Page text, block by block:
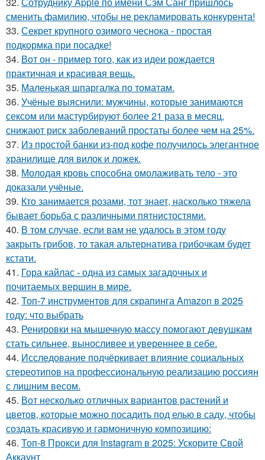
сменить фамилию, чтобы не рекламировать конкурента!
33. Секрет крупного озимого чеснока - простая
подкормка при посадке!
34. Вот он - пример того, как из идеи рождается
практичная и красивая вещь.
35. Маленькая шпаргалка по томатам.
36. Учёные выяснили: мужчины, которые занимаются
сексом или мастурбируют более 21 раза в месяц,
снижают риск заболеваний простаты более чем на 25%.
37. Из простой банки из-под кофе получилось элегантное
хранилище для вилок и ложек.
38. Молодая кровь способна омолаживать тело - это
доказали учёные.
39. Кто занимается розами, тот знает, насколько тяжела
бывает борьба с различными пятнистостями.
40. В том случае, если вам не удалось в этом году
закрыть грибов, то такая альтернатива грибочкам будет
кстати.
41. Гора кайлас - одна из самых загадочных и
почитаемых вершин в мире.
42. Топ-7 инструментов для скрапинга Amazon в 2025
году: что выбрать
43. Ренировки на мышечную массу помогают девушкам
стать сильнее, выносливее и увереннее в себе.
44. Исследование подчёркивает влияние социальных
стереотипов на профессиональную реализацию россиян
с лишним весом.
45. Вот несколько отличных вариантов растений и
цветов, которые можно посадить под елью в саду, чтобы
создать красивую и гармоничную композицию:
46. Топ-8 Прокси для Instagram в 2025: Ускорите Свой
Аккаунт